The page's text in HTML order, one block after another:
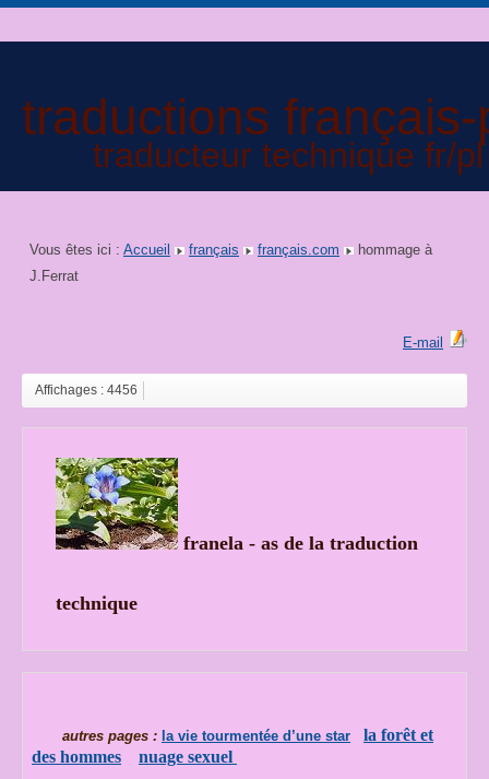
traductions
traducteur technique fr/pl
Vous êtes ici : Accueil français français.com
hommage à
J.Ferrat
E-mail
Affichages : 4456
franela - as de la traduction
technique
autres pages : la vie tourmentée d’une star
la forêt et
des hommes
nuage sexuel